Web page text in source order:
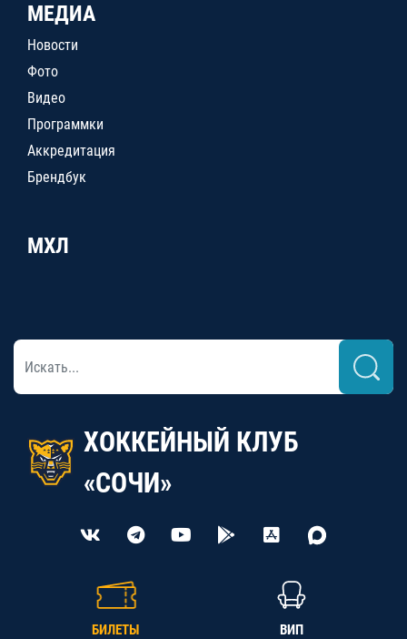
МЕДИА
Новости
Фото
Видео
Программки
Аккредитация
Брендбук
МХЛ
ХОККЕЙНЫЙ КЛУБ
«СОЧИ»
БИЛЕТЫ ВИП